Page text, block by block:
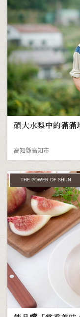
碩大水梨中的滿滿
高知縣高知市
THE POWER OF SHUN